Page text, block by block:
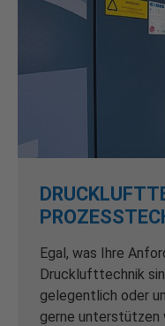
Egal, was Ihre
Drucklufttechnik
gelegentlich oder
gerne unterstützen